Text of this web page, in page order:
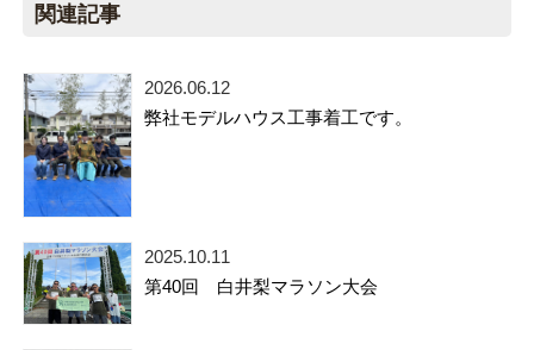
関連記事
2026.06.12
弊社モデルハウス工事着工です。
2025.10.11
第40回 白井梨マラソン大会